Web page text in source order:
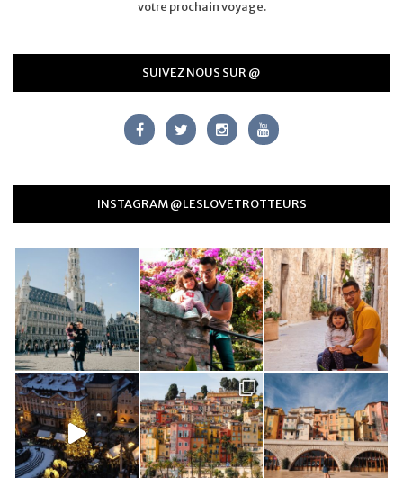
votre prochain voyage.
SUIVEZ NOUS SUR @
INSTAGRAM @LESLOVETROTTEURS